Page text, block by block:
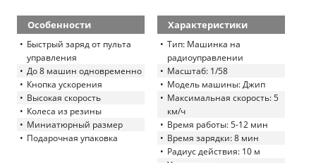
Особенности
Быстрый заряд от пульта
управления
До 8 машин одновременно
Кнопка ускорения
Высокая скорость
Колеса из резины
Миниатюрный размер
Подарочная упаковка
Характеристики
Тип: Машинка на
радиоуправлении
Масштаб: 1/58
Модель машины: Джип
Максимальная скорость: 5
км/ч
Время работы: 5-12 мин
Время зарядки: 8 мин
Радиус действия: 10 м